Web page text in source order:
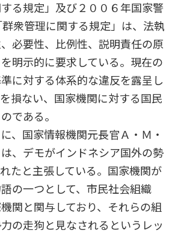
る規定」及び２００６年国家警
衆管理に関する規定」は、法執
必要性、比例性、説明責任の原
明示的に要求している。現在の
に対する体系的な違反を露呈し
損ない、国家機関に対する国民
である。
、国家情報機関元長官Ａ・Ｍ・
、デモがインドネシア国外の勢
たと主張している。国家機関が
の一つとして、市民社会組織
機関と関与しており、それらの組
の走狗と見なされるというレッ